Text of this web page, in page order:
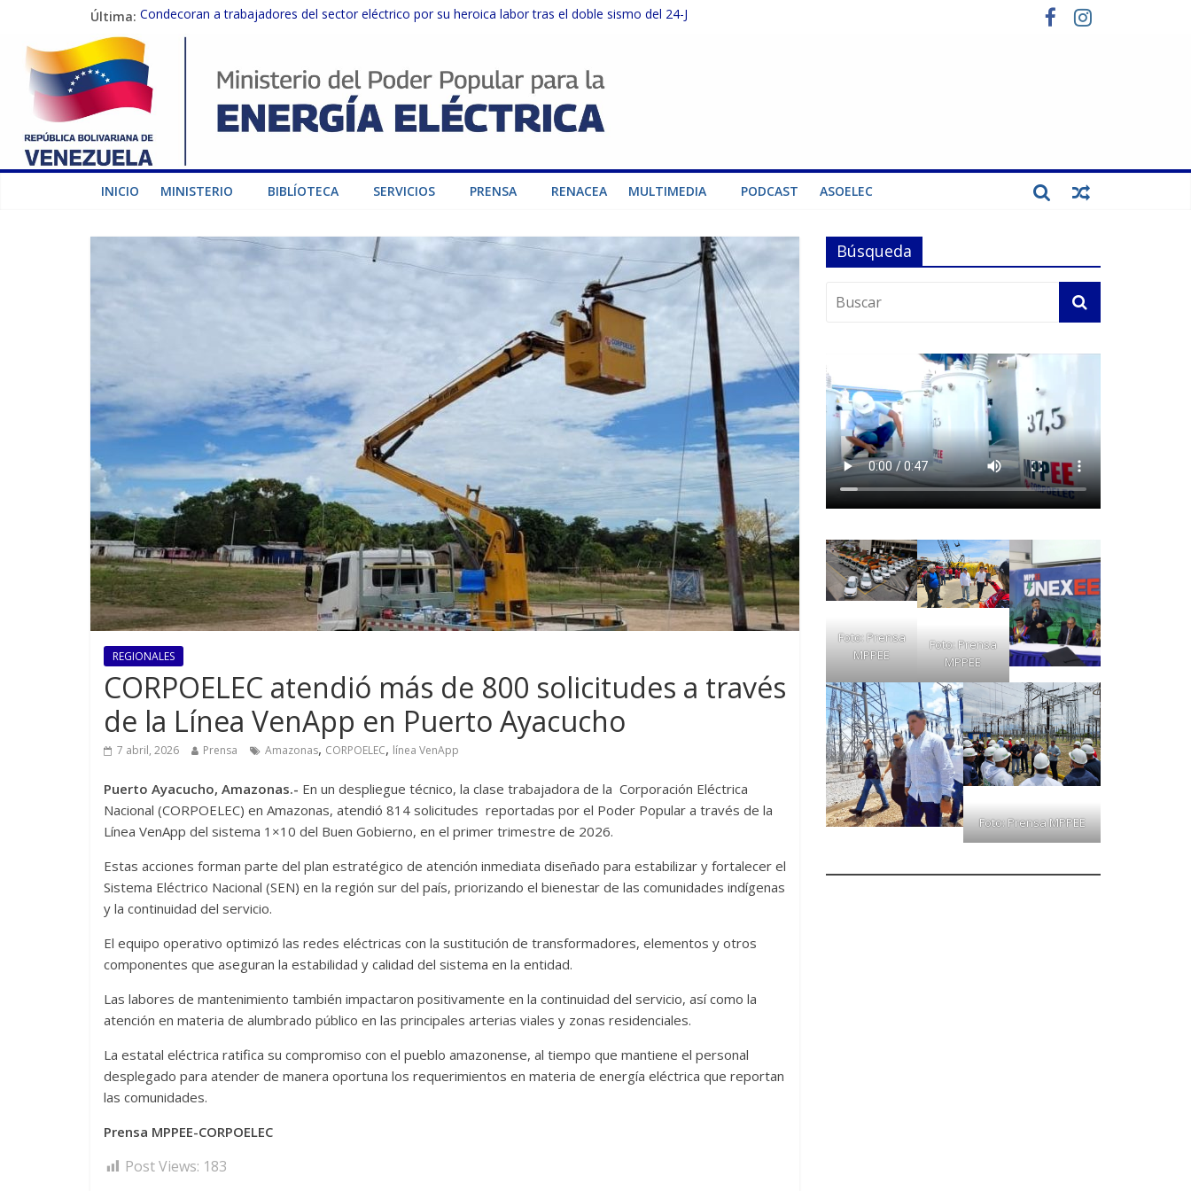
Última: Condecoran a trabajadores del sector eléctrico por su heroica labor tras el doble sismo del 24-J
Gobierno Nacional coordina acciones con el sector privado para fortalecer el SEN ante el «Súper Niño»
Inspeccionan trabajos de rehabilitación en instalaciones del SEN en Carabobo
Gobierno Nacional activa plan preventivo para fortalecer el SEN ante el fenómeno de El Niño
Termocarabobo recupera el 50% de su capacidad de generación para fortalecer el SEN
INICIO MINISTERIO BIBLÍOTECA SERVICIOS PRENSA RENACEA MULTIMEDIA PODCAST ASOELEC
REGIONALES
CORPOELEC atendió más de 800 solicitudes a través
de la Línea VenApp en Puerto Ayacucho
7 abril, 2026 Prensa Amazonas, CORPOELEC, línea VenApp
Puerto Ayacucho, Amazonas.- En un despliegue técnico, la clase trabajadora de la Corporación Eléctrica
Nacional (CORPOELEC) en Amazonas, atendió 814 solicitudes reportadas por el Poder Popular a través de la
Línea VenApp del sistema 1×10 del Buen Gobierno, en el primer trimestre de 2026.
Estas acciones forman parte del plan estratégico de atención inmediata diseñado para estabilizar y fortalecer el
Sistema Eléctrico Nacional (SEN) en la región sur del país, priorizando el bienestar de las comunidades indígenas
y la continuidad del servicio.
El equipo operativo optimizó las redes eléctricas con la sustitución de transformadores, elementos y otros
componentes que aseguran la estabilidad y calidad del sistema en la entidad.
Las labores de mantenimiento también impactaron positivamente en la continuidad del servicio, así como la
atención en materia de alumbrado público en las principales arterias viales y zonas residenciales.
La estatal eléctrica ratifica su compromiso con el pueblo amazonense, al tiempo que mantiene el personal
desplegado para atender de manera oportuna los requerimientos en materia de energía eléctrica que reportan
las comunidades.
Prensa MPPEE-CORPOELEC
Post Views: 183
Búsqueda
Foto: Prensa
MPPEE
Foto: Prensa
MPPEE
Foto: Prensa MPPEE